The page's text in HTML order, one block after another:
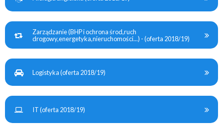
Zarządzanie (BHP i ochrona środ,ruch
drogowy,energetyka,nieruchomości...) - (oferta 2018/19)
Logistyka (oferta 2018/19)
IT (oferta 2018/19)